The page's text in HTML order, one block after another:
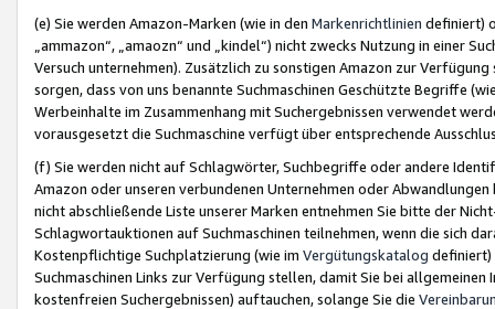
(e) Sie werden Amazon-Marken (wie in den Markenrichtlinien definiert)
„ammazon“, „amaozn“ und „kindel“) nicht zwecks Nutzung in einer
Versuch unternehmen). Zusätzlich zu sonstigen Amazon zur
sorgen, dass von uns benannte Suchmaschinen Geschützte Begriffe
Werbeinhalte im Zusammenhang mit Suchergebnissen verwendet
vorausgesetzt die Suchmaschine verfügt über entsprechende
(f) Sie werden nicht auf Schlagwörter, Suchbegriffe oder andere
Amazon oder unseren verbundenen Unternehmen oder
nicht abschließende Liste unserer Marken entnehmen Sie bitte der
Schlagwortauktionen auf Suchmaschinen teilnehmen, wenn die sich
Kostenpflichtige Suchplatzierung (wie im Vergütungskatalog definiert)
Suchmaschinen Links zur Verfügung stellen, damit Sie bei
kostenfreien Suchergebnissen) auftauchen, solange Sie die